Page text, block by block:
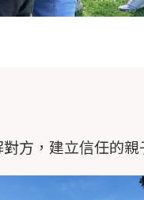
方，建立信任的